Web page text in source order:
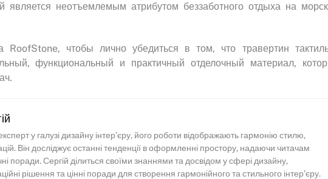
неотъемлемым атрибутом беззаботного отдыха на
RoofStone, чтобы лично убедиться в том, что травертин
функциональный и практичный отделочный материал,
у галузі дизайну інтер’єру, його роботи відображають гармонію стилю,
Він досліджує останні тенденції в оформленні простору, надаючи читачам
поради. Сергій ділиться своїми знаннями та досвідом у сфері дизайну,
рішення та цінні поради для створення гармонійного та стильного інтер’єру.